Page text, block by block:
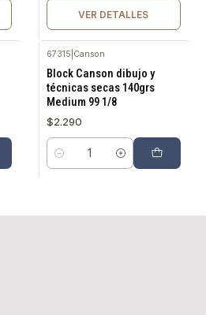
VER DETALLES
67315 Canson
Block Canson dibujo y
técnicas secas 140grs
Medium 99 1/8
$2.290
Cantidad